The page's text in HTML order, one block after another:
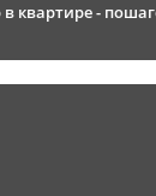
квартире -